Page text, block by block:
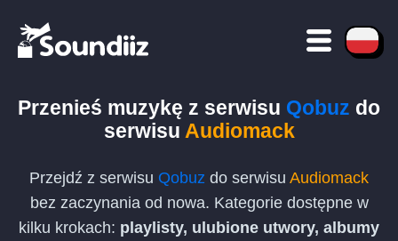
Przenieś muzykę z serwisu Qobuz do
serwisu Audiomack
Przejdź z serwisu Qobuz do serwisu Audiomack
bez zaczynania od nowa. Kategorie dostępne w
kilku krokach: playlisty, ulubione utwory, albumy